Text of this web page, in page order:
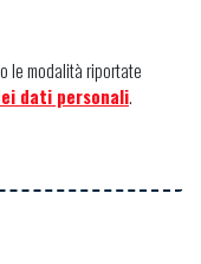
le modalità riportate
dati personali.